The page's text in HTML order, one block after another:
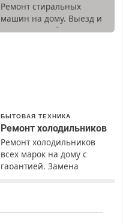
Ремонт стиральных
машин на дому. Выезд и
диагностика бесплатно.
БЫТОВАЯ ТЕХНИКА
Ремонт холодильников
Ремонт холодильников
всех марок на дому с
гарантией. Замена
Вызов бесплатный.